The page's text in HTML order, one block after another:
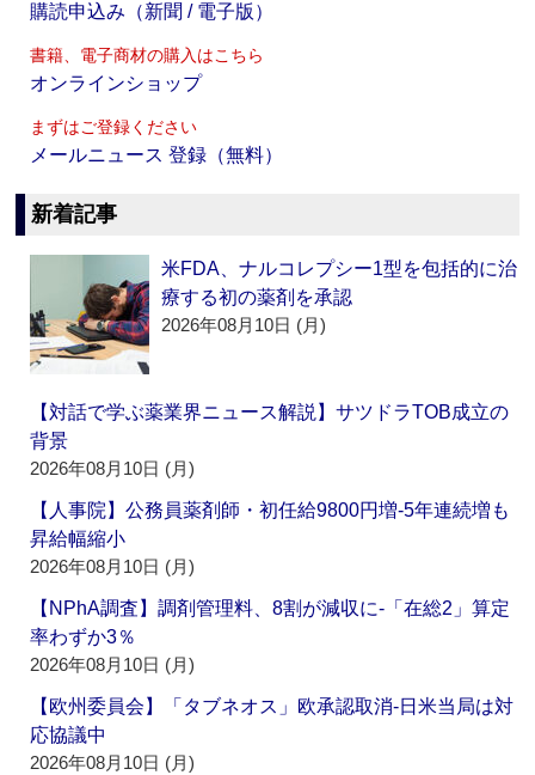
購読申込み（新聞 / 電子版）
書籍、電子商材の購入はこちら
オンラインショップ
まずはご登録ください
メールニュース 登録（無料）
新着記事
米FDA、ナルコレプシー1型を包括的に治
療する初の薬剤を承認
2026年08月10日 (月)
【対話で学ぶ薬業界ニュース解説】サツドラTOB成立の
背景
2026年08月10日 (月)
【人事院】公務員薬剤師・初任給9800円増‐5年連続増も
昇給幅縮小
2026年08月10日 (月)
【NPhA調査】調剤管理料、8割が減収に‐「在総2」算定
率わずか3％
2026年08月10日 (月)
【欧州委員会】「タブネオス」欧承認取消‐日米当局は対
応協議中
2026年08月10日 (月)